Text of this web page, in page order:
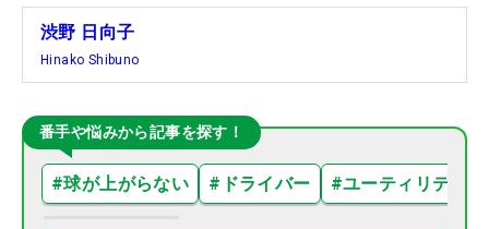
渋野 日向子
Hinako Shibuno
番手や悩みから記事を探す！
#球が上がらない # ドライバー #ユーティリティ